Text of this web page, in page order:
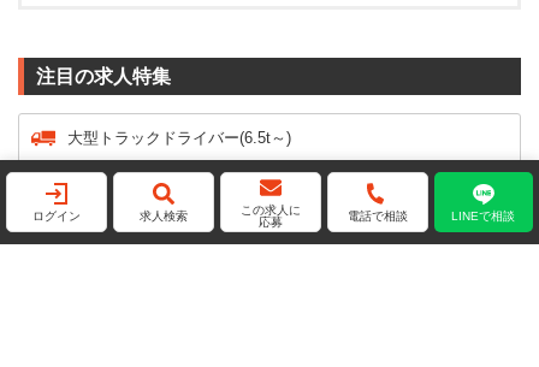
注目の求人特集
大型トラックドライバー(6.5t～)
タクシードライバー
ログイン 求人検索
この求人に
応募
電話で相談 LINEで相談